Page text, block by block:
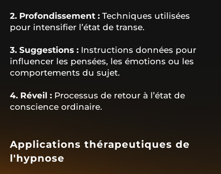
2. Profondissement : Techniques utilisées
pour intensifier l’état de transe.
3. Suggestions : Instructions données pour
influencer les pensées, les émotions ou les
comportements du sujet.
4. Réveil : Processus de retour à l’état de
conscience ordinaire.
Applications thérapeutiques de
l'hypnose